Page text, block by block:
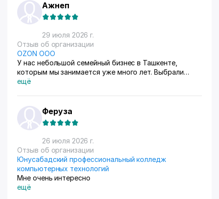
Ажнеп
29 июля 2026 г.
Отзыв об организации
OZON ООО
У нас небольшой семейный бизнес в Ташкенте,
которым мы занимается уже много лет. Выбрали
схему ФБС, для нашего Узбекистана это пока
приема. Покупатели из рахных стран берут, из
России особенно много, узбекский хлопок там
любят) За продажами следим через приложение, оно
очень помогает все контролировать, да и удобное
само по себе
ещё
Феруза
26 июля 2026 г.
Отзыв об организации
Юнусабадский профессиональный колледж
компьютерных технологий
Мне очень интересно
ещё